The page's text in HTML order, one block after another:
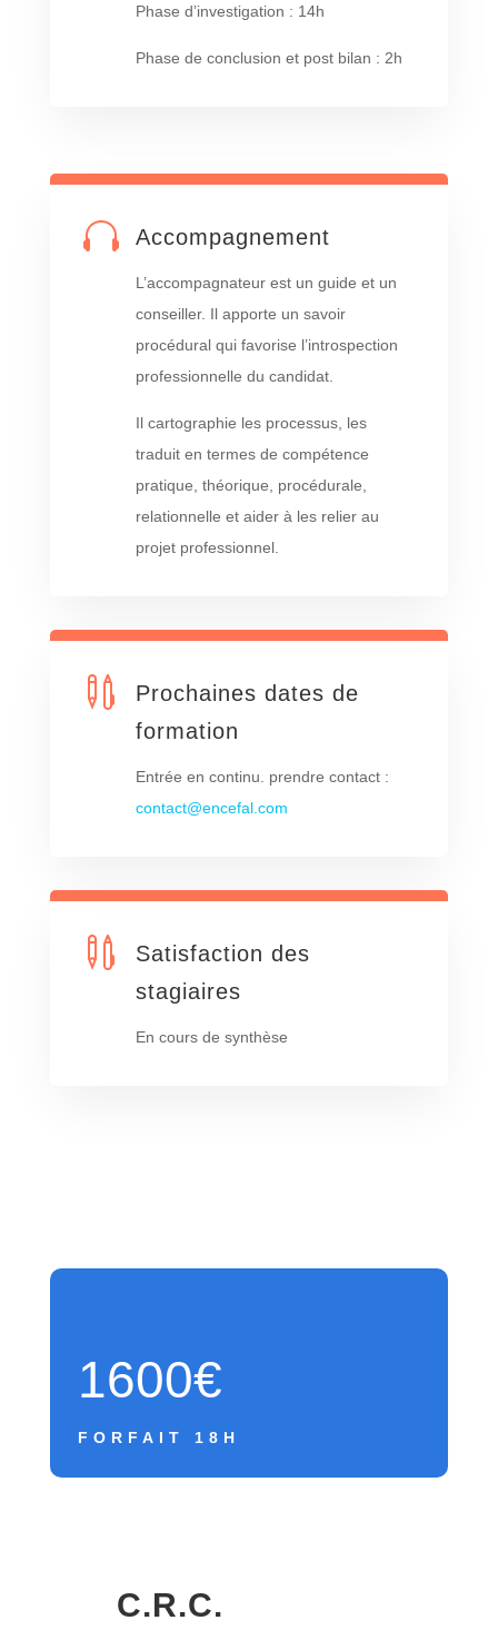
Phase d’investigation : 14h
Phase de conclusion et post bilan : 2h
 Accompagnement
L’accompagnateur est un guide et un
conseiller. Il apporte un savoir
procédural qui favorise l’introspection
professionnelle du candidat.
Il cartographie les processus, les
traduit en termes de compétence
pratique, théorique, procédurale,
relationnelle et aider à les relier au
projet professionnel.

Prochaines dates de
formation
Entrée en continu. prendre contact :
contact@encefal.com

Satisfaction des
stagiaires
En cours de synthèse
1600€
FORFAIT 18H
C.R.C.